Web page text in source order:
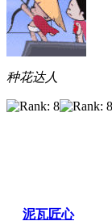
种花达人
泥瓦匠心